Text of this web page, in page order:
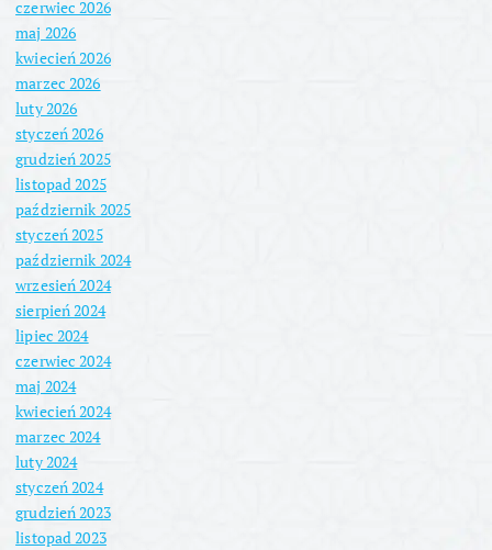
czerwiec 2026
maj 2026
kwiecień 2026
marzec 2026
luty 2026
styczeń 2026
grudzień 2025
listopad 2025
październik 2025
styczeń 2025
październik 2024
wrzesień 2024
sierpień 2024
lipiec 2024
czerwiec 2024
maj 2024
kwiecień 2024
marzec 2024
luty 2024
styczeń 2024
grudzień 2023
listopad 2023